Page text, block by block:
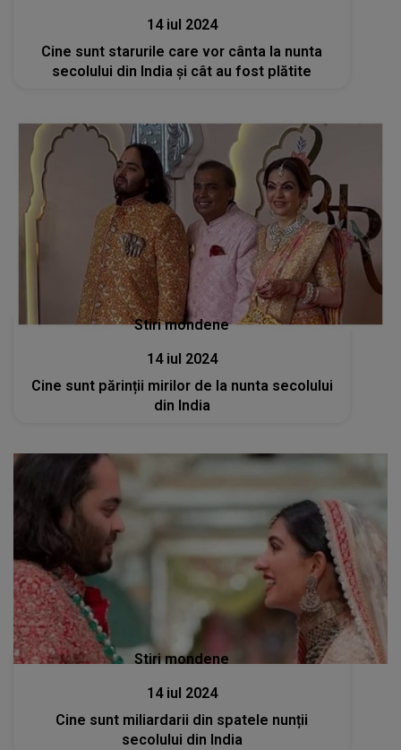
14 iul 2024
Cine sunt starurile care vor cânta la nunta
secolului din India și cât au fost plătite
Stiri mondene
14 iul 2024
Cine sunt părinții mirilor de la nunta secolului
din India
Stiri mondene
14 iul 2024
Cine sunt miliardarii din spatele nunții
secolului din India